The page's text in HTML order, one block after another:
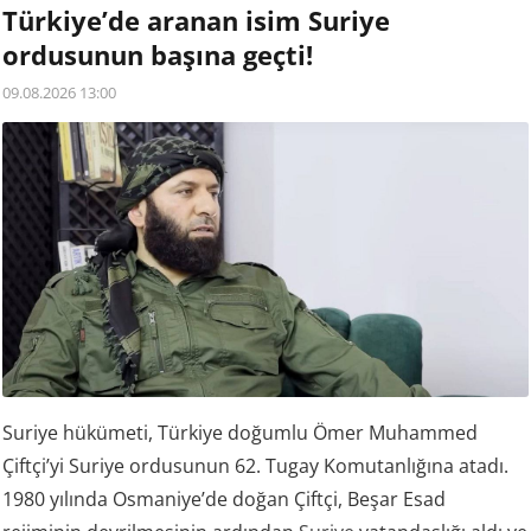
Türkiye’de aranan isim Suriye
ordusunun başına geçti!
09.08.2026 13:00
Suriye hükümeti, Türkiye doğumlu Ömer Muhammed
Çiftçi’yi Suriye ordusunun 62. Tugay Komutanlığına atadı.
1980 yılında Osmaniye’de doğan Çiftçi, Beşar Esad